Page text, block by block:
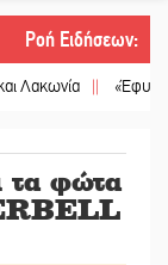
Ροή Ειδήσεων:
|| «Έφυγε» ένας
τα φώτα